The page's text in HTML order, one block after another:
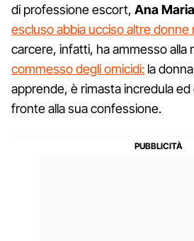
di professione escort, Ana
escluso abbia ucciso altre donne
carcere, infatti, ha ammesso alla
commesso degli omicidi: la
apprende, è rimasta incredula
fronte alla sua confessione.